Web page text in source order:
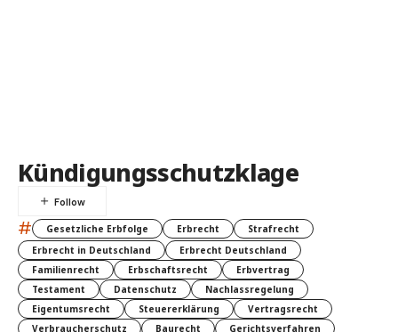
Kündigungsschutzklage
# Gesetzliche Erbfolge Erbrecht
Strafrecht
Erbrecht in Deutschland
Erbrecht Deutschland
Familienrecht
Erbschaftsrecht
Erbvertrag
Testament
Datenschutz
Nachlassregelung
Eigentumsrecht
Steuererklärung
Vertragsrecht
Verbraucherschutz
Baurecht
Gerichtsverfahren